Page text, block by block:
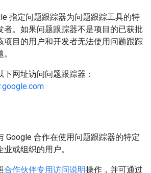
指定问题跟踪器为问题跟踪工具的特
者。如果问题跟踪器不是项目的已获批
项目的用户和开发者无法使用问题跟踪
网址访问问题跟踪器：
Google 合作在使用问题跟踪器的特定
或组织的用户。
合作伙伴专用访问说明操作，并可通过